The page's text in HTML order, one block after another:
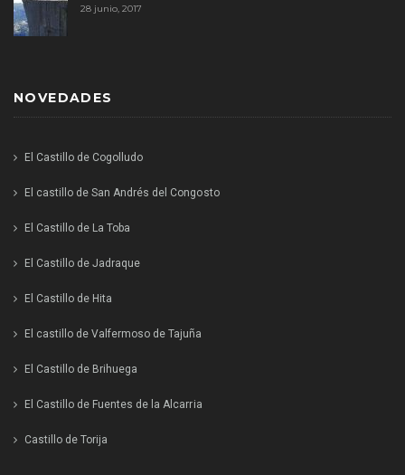
28 junio, 2017
NOVEDADES
El Castillo de Cogolludo
El castillo de San Andrés del Congosto
El Castillo de La Toba
El Castillo de Jadraque
El Castillo de Hita
El castillo de Valfermoso de Tajuña
El Castillo de Brihuega
El Castillo de Fuentes de la Alcarria
Castillo de Torija